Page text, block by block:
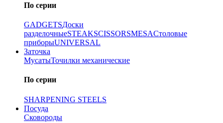
По серии
GADGETSДоски
разделочныеSTEAKSCISSORSMESAСтоловые
приборыUNIVERSAL
Заточка
МусатыТочилки механические
По серии
SHARPENING STEELS
Посуда
Сковороды